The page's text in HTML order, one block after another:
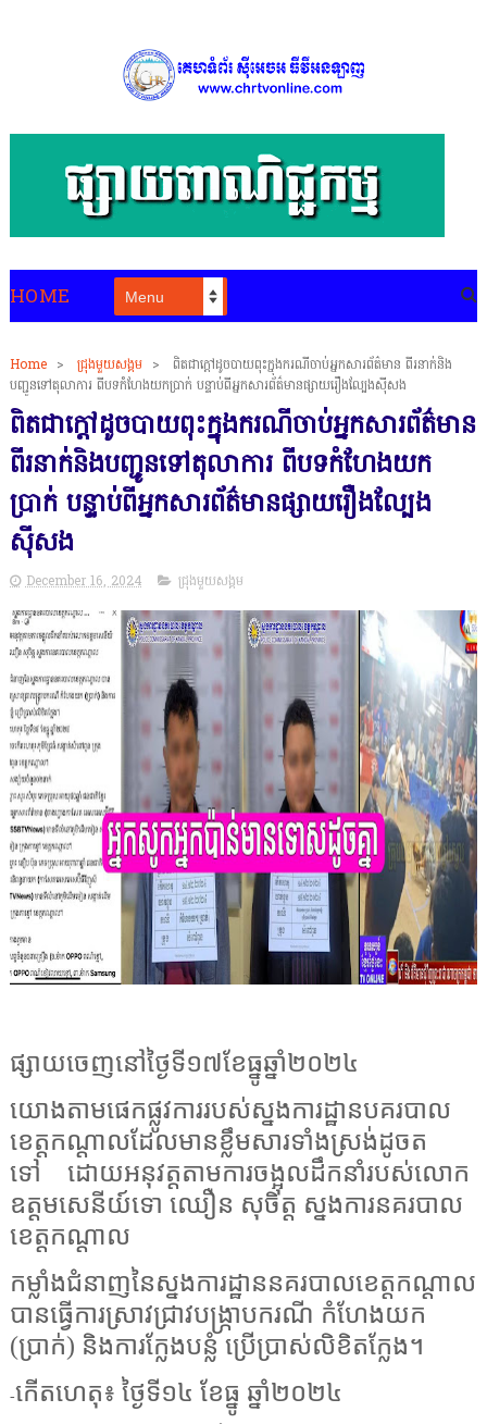
HOME
Home > ជ្រុងមួយសង្គម >
ពិតជាក្តៅដូចបាយពុះក្នុងករណីចាប់អ្នកសារព័ត៌មាន ពីរនាក់និង
បញ្ជូនទៅតុលាការ ពីបទកំហែងយកប្រាក់ បន្ទាប់ពីអ្នកសារព័ត៌មានផ្សាយរឿងល្បែងស៊ីសង
ពិតជាក្តៅដូចបាយពុះក្នុងករណីចាប់អ្នកសារព័ត៌មាន
ពីរនាក់និងបញ្ជូនទៅតុលាការ ពីបទកំហែងយក
ប្រាក់ បន្ទាប់ពីអ្នកសារព័ត៌មានផ្សាយរឿងល្បែង
ស៊ីសង
December 16, 2024 ជ្រុងមួយសង្គម
ផ្សាយចេញនៅថ្ងៃទី១៧ខែធ្នូឆ្នាំ២០២៤
យោងតាមផេកផ្លូវការរបស់ស្នងការដ្ឋានបគរបាល
ខេត្តកណ្តាលដែលមានខ្លឹមសារទាំងស្រង់ដូចត
ទៅ
ដោយអនុវត្តតាមការចង្អុលដឹកនាំរបស់លោក
ឧត្តមសេនីយ៍ទោ ឈឿន សុចិត្ត ស្នងការនគរបាល
ខេត្តកណ្តាល
កម្លាំងជំនាញនៃស្នងការដ្ឋាននគរបាលខេត្តកណ្តាល
បានធ្វើការស្រាវជ្រាវបង្ក្រាបករណី កំហែងយក
(ប្រាក់) និងការក្លែងបន្លំ ប្រើប្រាស់លិខិតក្លែង។
-កើតហេតុ៖ ថ្ងៃទី១៤ ខែធ្នូ ឆ្នាំ២០២៤